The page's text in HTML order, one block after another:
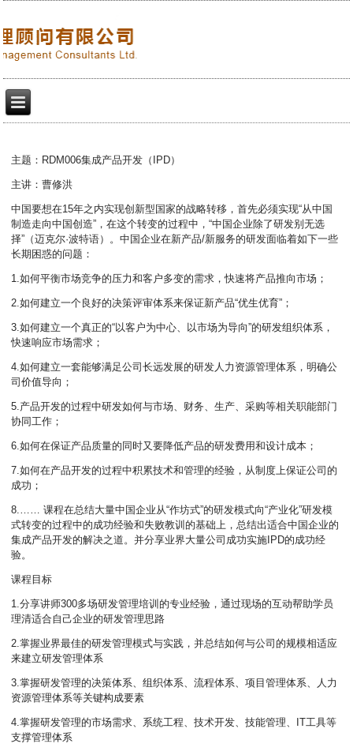
主题：RDM006集成产品开发（IPD）
主讲：曹修洪
中国要想在15年之内实现创新型国家的战略转移，首先必须实现“从中国
制造走向中国创造”，在这个转变的过程中，“中国企业除了研发别无选
择”（迈克尔·波特语）。中国企业在新产品/新服务的研发面临着如下一些
长期困惑的问题：
1.如何平衡市场竞争的压力和客户多变的需求，快速将产品推向市场；
2.如何建立一个良好的决策评审体系来保证新产品“优生优育”；
3.如何建立一个真正的“以客户为中心、以市场为导向”的研发组织体系，
快速响应市场需求；
4.如何建立一套能够满足公司长远发展的研发人力资源管理体系，明确公
司价值导向；
5.产品开发的过程中研发如何与市场、财务、生产、采购等相关职能部门
协同工作；
6.如何在保证产品质量的同时又要降低产品的研发费用和设计成本；
7.如何在产品开发的过程中积累技术和管理的经验，从制度上保证公司的
成功；
8.…… 课程在总结大量中国企业从“作坊式”的研发模式向“产业化”研发模
式转变的过程中的成功经验和失败教训的基础上，总结出适合中国企业的
集成产品开发的解决之道。并分享业界大量公司成功实施IPD的成功经
验。
课程目标
1.分享讲师300多场研发管理培训的专业经验，通过现场的互动帮助学员
理清适合自己企业的研发管理思路
2.掌握业界最佳的研发管理模式与实践，并总结如何与公司的规模相适应
来建立研发管理体系
3.掌握研发管理的决策体系、组织体系、流程体系、项目管理体系、人力
资源管理体系等关键构成要素
4.掌握研发管理的市场需求、系统工程、技术开发、技能管理、IT工具等
支撑管理体系